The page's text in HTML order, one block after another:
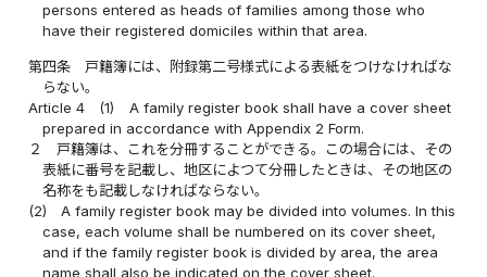
persons entered as heads of families among those who
have their registered domiciles within that area.
第四条
戸籍簿には、附録第二号様式による表紙をつけなければな
らない。
Article 4
(1)
A family register book shall have a cover sheet
prepared in accordance with Appendix 2 Form.
２
戸籍簿は、これを分冊することができる。この場合には、その
表紙に番号を記載し、地区によつて分冊したときは、その地区の
名称をも記載しなければならない。
(2)
A family register book may be divided into volumes. In this
case, each volume shall be numbered on its cover sheet,
and if the family register book is divided by area, the area
name shall also be indicated on the cover sheet.